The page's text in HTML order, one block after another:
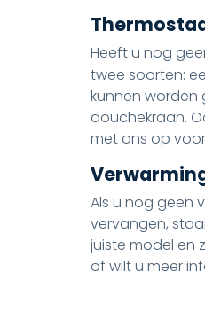
Heeft u nog
twee soorten:
kunnen worden
douchekraan.
met ons op
Als u nog geen
vervangen,
juiste model en
of wilt u meer